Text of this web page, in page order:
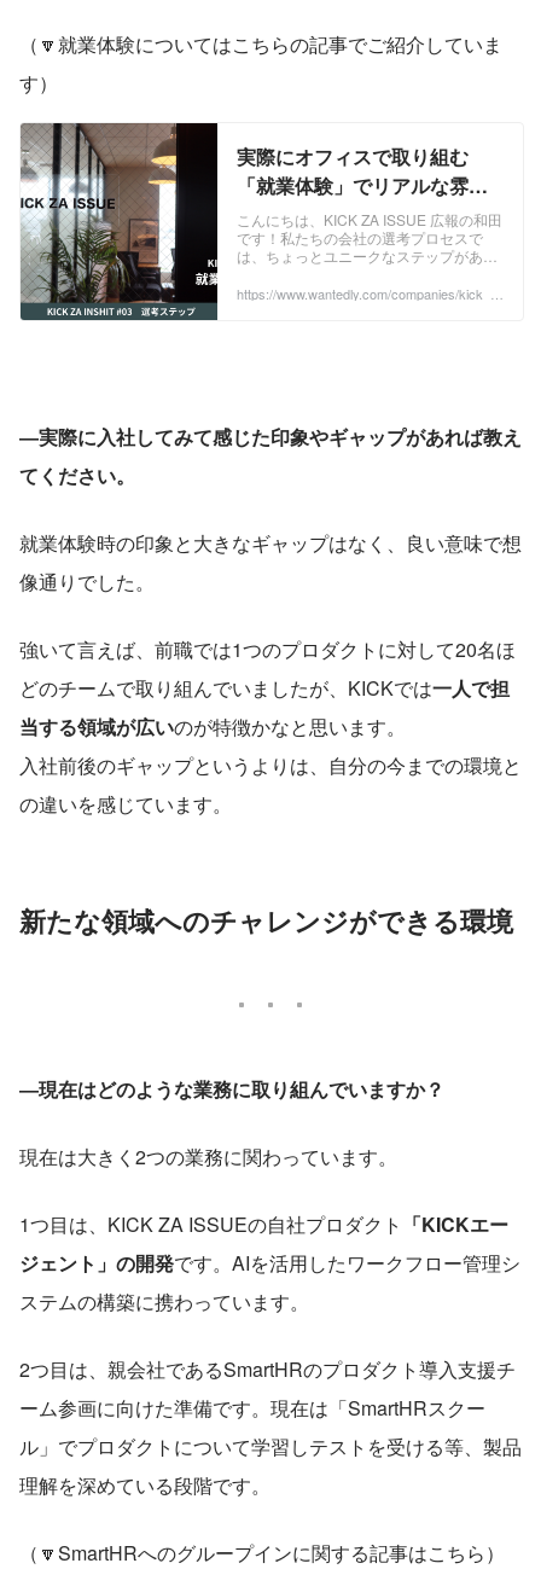
（🔽就業体験についてはこちらの記事でご紹介していま
す）
実際にオフィスで取り組む
「就業体験」でリアルな雰囲
気を知るーKICK ZA ISSUEの
選考 | KICK ZA ISSUE株式会
社
こんにちは、KICK ZA ISSUE 広報の和田
です！私たちの会社の選考プロセスで
は、ちょっとユニークなステップがあり
す💻✨「この会社で働くって、どんな感
https://www.wantedly.com/companies/kick_z
―実際に入社してみて感じた印象やギャップがあれば教え
てください。
就業体験時の印象と大きなギャップはなく、良い意味で想
像通りでした。
強いて言えば、前職では1つのプロダクトに対して20名ほ
どのチームで取り組んでいましたが、KICKでは一人で担
当する領域が広いのが特徴かなと思います。
入社前後のギャップというよりは、自分の今までの環境と
の違いを感じています。
新たな領域へのチャレンジができる環境
―現在はどのような業務に取り組んでいますか？
現在は大きく2つの業務に関わっています。
1つ目は、KICK ZA ISSUEの自社プロダクト 「KICKエー
ジェント」の開発です。AIを活用したワークフロー管理シ
ステムの構築に携わっています。
2つ目は、親会社であるSmartHRのプロダクト導入支援チ
ーム参画に向けた準備です。現在は「SmartHRスクー
ル」でプロダクトについて学習しテストを受ける等、製品
理解を深めている段階です。
（🔽SmartHRへのグループインに関する記事はこちら）